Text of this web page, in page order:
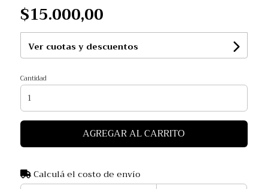
$15.000,00
Ver cuotas y descuentos
Cantidad
AGREGAR AL CARRITO
Calculá el costo de envío